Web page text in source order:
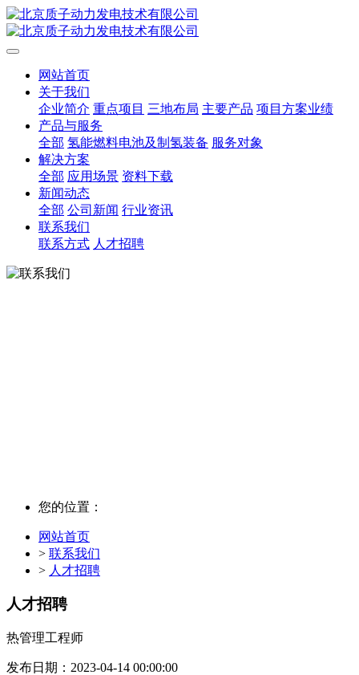
网站首页
关于我们
企业简介 重点项目 三地布局 主要产品 项目方案业绩
产品与服务
全部 氢能燃料电池及制氢装备 服务对象
解决方案
全部 应用场景 资料下载
新闻动态
全部 公司新闻 行业资讯
联系我们
联系方式 人才招聘
您的位置：
网站首页
> 联系我们
> 人才招聘
人才招聘
热管理工程师
发布日期： 2023-04-14 00:00:00